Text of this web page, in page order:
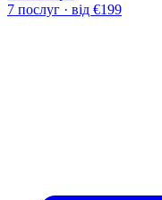
7 послуг · від €199